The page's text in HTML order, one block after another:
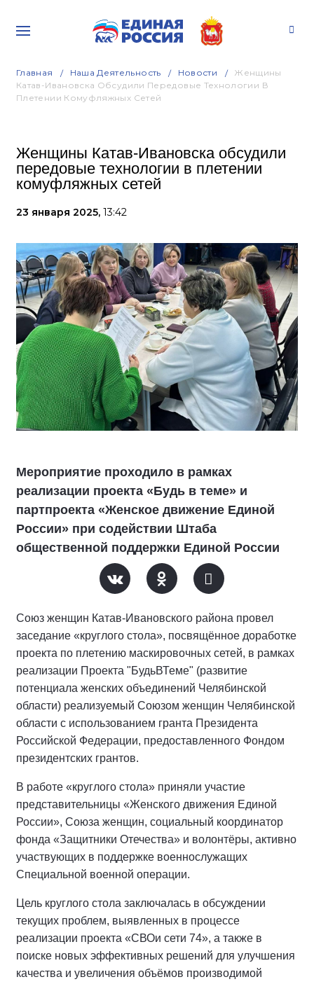
Главная Наша Деятельность Новости
Женщины
Катав-Ивановска Обсудили Передовые Технологии В
Плетении Комуфляжных Сетей
Женщины Катав-Ивановска обсудили
передовые технологии в плетении
комуфляжных сетей
23 января 2025, 13:42
Мероприятие проходило в рамках
реализации проекта «Будь в теме» и
партпроекта «Женское движение Единой
России» при содействии Штаба
общественной поддержки Единой России
Союз женщин Катав-Ивановского района провел
заседание «круглого стола», посвящённое доработке
проекта по плетению маскировочных сетей, в рамках
реализации Проекта "БудьВТеме" (развитие
потенциала женских объединений Челябинской
области) реализуемый Союзом женщин Челябинской
области с использованием гранта Президента
Российской Федерации, предоставленного Фондом
президентских грантов.
В работе «круглого стола» приняли участие
представительницы «Женского движения Единой
России», Союза женщин, социальный координатор
фонда «Защитники Отечества» и волонтёры, активно
участвующих в поддержке военнослужащих
Специальной военной операции.
Цель круглого стола заключалась в обсуждении
текущих проблем, выявленных в процессе
реализации проекта «СВОи сети 74», а также в
поиске новых эффективных решений для улучшения
качества и увеличения объёмов производимой